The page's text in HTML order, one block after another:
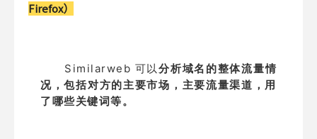
Firefox）
Similarweb 可以分析域名的整体流量情
况，包括对方的主要市场，主要流量渠道，用
了哪些关键词等。